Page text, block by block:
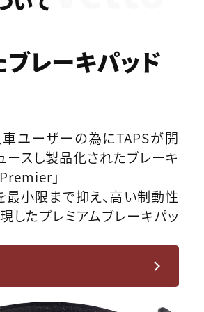
レーキパッド
ユーザーの為にTAPSが開
ースし製品化されたブレーキ
」
最小限まで抑え、高い制動性
したプレミアムブレーキパッ